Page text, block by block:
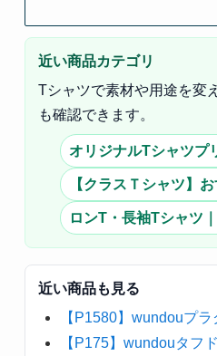
近い商品カテゴリ
Tシャツで素材や用途を変
も確認できます。
オリジナルTシャツプ
【クラスＴシャツ】
ロンT・長袖Tシャツ
近い商品も見る
【P1580】wundouプ
【P175】wundouタフ